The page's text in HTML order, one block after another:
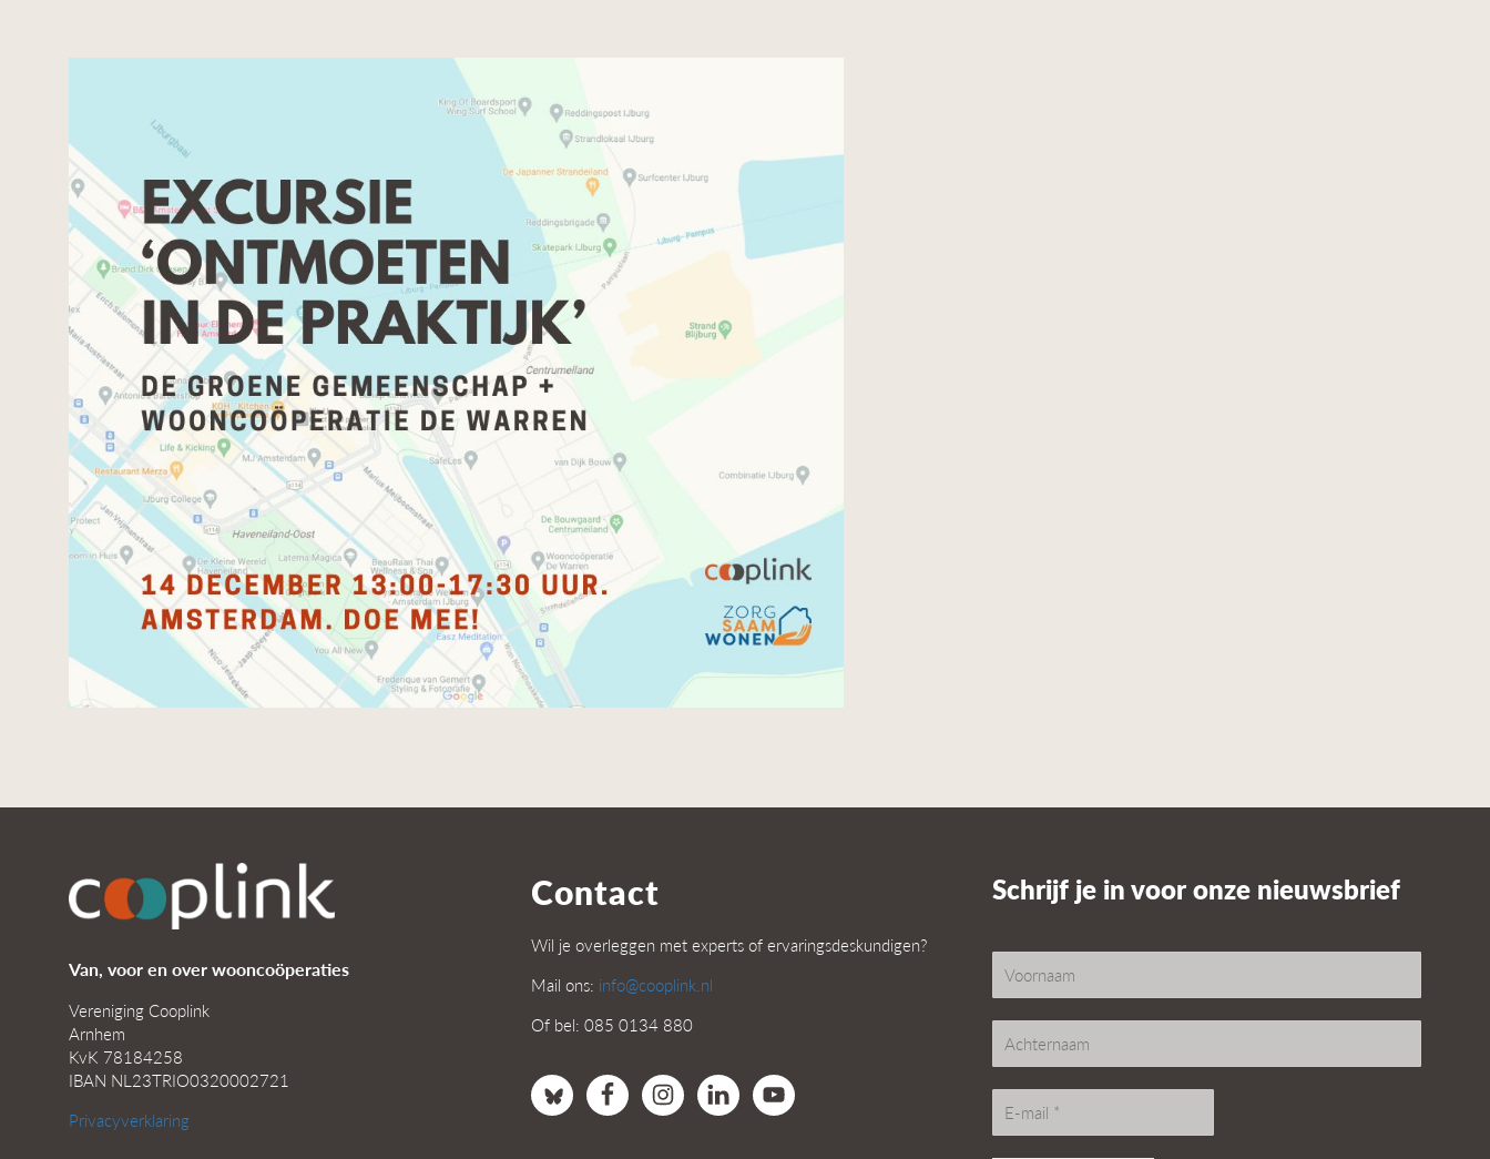
Van, voor en over wooncoöperaties
Vereniging Cooplink
Arnhem
KvK 78184258
IBAN NL23TRIO0320002721
Privacyverklaring
Contact
Wil je overleggen met experts of ervaringsdeskundigen?
Mail ons: info@cooplink.nl
Of bel: 085 0134 880
Schrijf je in voor onze nieuwsbrief